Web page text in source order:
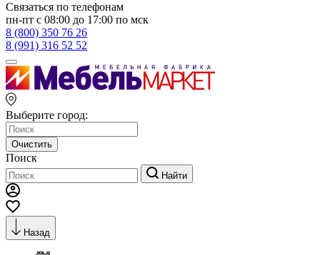
Связаться по телефонам
пн-пт с 08:00 до 17:00 по мск
8 (800) 350 76 26
8 (991) 316 52 52
Выберите город:
Очистить
Поиск
Найти
Назад